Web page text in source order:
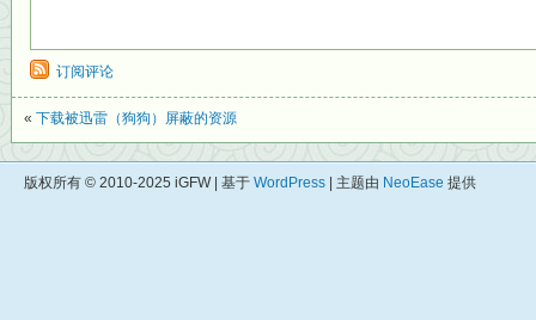
订阅评论
« 下载被迅雷（狗狗）屏蔽的资源
版权所有 © 2010-2025 iGFW | 基于 WordPress | 主题由 NeoEase 提供